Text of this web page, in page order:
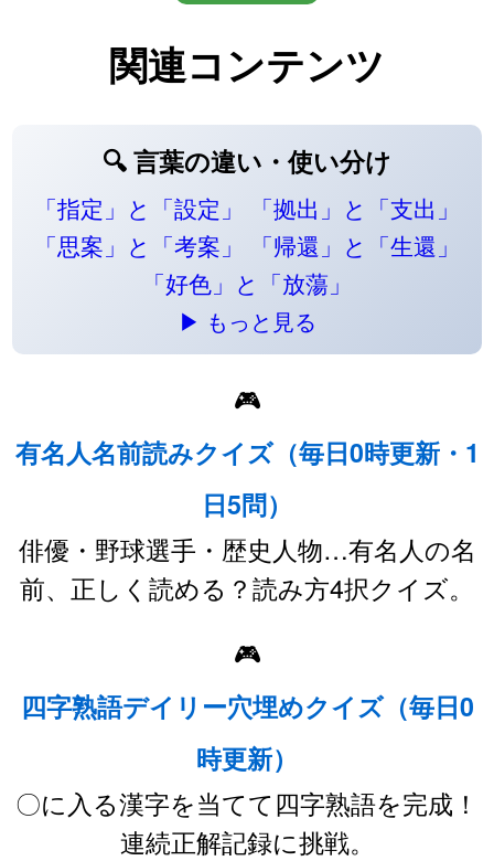
関連コンテンツ
🔍 言葉の違い・使い分け
「指定」と「設定」
「拠出」と「支出」
「思案」と「考案」
「帰還」と「生還」
「好色」と「放蕩」
▶ もっと見る
🎮
有名人名前読みクイズ（毎日0時更新・1
日5問）
俳優・野球選手・歴史人物…有名人の名
前、正しく読める？読み方4択クイズ。
🎮
四字熟語デイリー穴埋めクイズ（毎日0
時更新）
〇に入る漢字を当てて四字熟語を完成！
連続正解記録に挑戦。